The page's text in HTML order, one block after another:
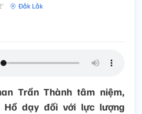
Đắk Lắk
Trần Thành tâm niệm,
Hồ dạy đối với lực lượng